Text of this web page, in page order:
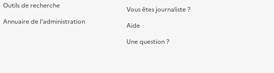
Outils de recherche
Annuaire de l'administration
Vous êtes journaliste ?
Aide
Une question ?